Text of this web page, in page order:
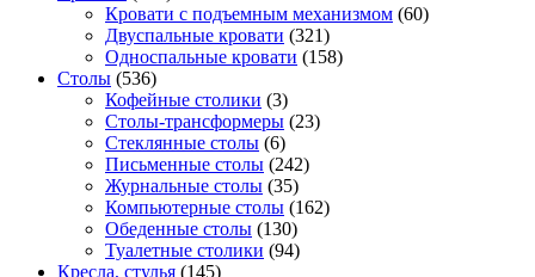
Кровати с подъемным механизмом (60)
Двуспальные кровати (321)
Односпальные кровати (158)
Столы (536)
Кофейные столики (3)
Столы-трансформеры (23)
Стеклянные столы (6)
Письменные столы (242)
Журнальные столы (35)
Компьютерные столы (162)
Обеденные столы (130)
Туалетные столики (94)
Кресла, стулья (145)